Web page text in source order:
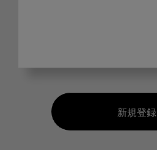
新規登録